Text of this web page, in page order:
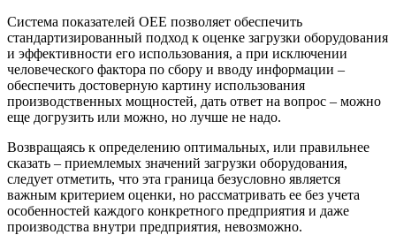
Система показателей OEE позволяет обеспечить
стандартизированный подход к оценке загрузки оборудования
и эффективности его использования, а при исключении
человеческого фактора по сбору и вводу информации –
обеспечить достоверную картину использования
производственных мощностей, дать ответ на вопрос – можно
еще догрузить или можно, но лучше не надо.
Возвращаясь к определению оптимальных, или правильнее
сказать – приемлемых значений загрузки оборудования,
следует отметить, что эта граница безусловно является
важным критерием оценки, но рассматривать ее без учета
особенностей каждого конкретного предприятия и даже
производства внутри предприятия, невозможно.